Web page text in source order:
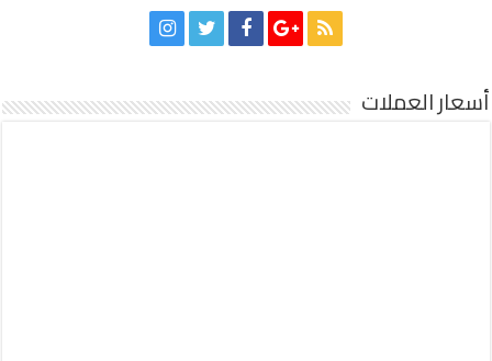
أسعار العملات